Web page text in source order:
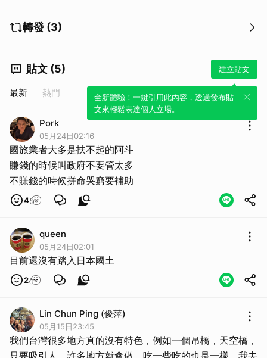
轉發 (3)
貼文 (5) 建立貼文
全新體驗！一鍵引用此內容，透過發布貼
文來輕鬆表達個人立場。
最新 熱門
Pork
05月24日02:16
國旅業者大多是扶不起的阿斗
賺錢的時候叫政府不要管太多
不賺錢的時候拼命哭窮要補助
4
queen
05月24日02:01
目前還沒有踏入日本國土
2
Lin Chun Ping (俊萍)
05月15日23:45
我們台灣很多地方真的沒有特色，例如一個吊橋，天空橋，
只要吸引人，許多地方就會做，吃一些吃的也是一樣，我去